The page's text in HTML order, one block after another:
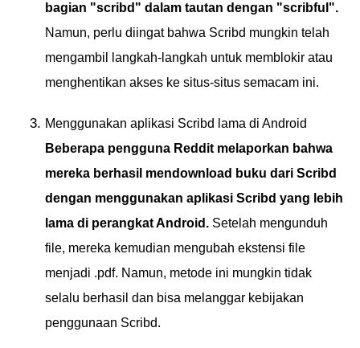
bagian "scribd" dalam tautan dengan "scribful".
Namun, perlu diingat bahwa Scribd mungkin telah
mengambil langkah-langkah untuk memblokir atau
menghentikan akses ke situs-situs semacam ini.
Menggunakan aplikasi Scribd lama di Android
Beberapa pengguna Reddit melaporkan bahwa
mereka berhasil mendownload buku dari Scribd
dengan menggunakan aplikasi Scribd yang lebih
lama di perangkat Android. Setelah mengunduh
file, mereka kemudian mengubah ekstensi file
menjadi .pdf. Namun, metode ini mungkin tidak
selalu berhasil dan bisa melanggar kebijakan
penggunaan Scribd.